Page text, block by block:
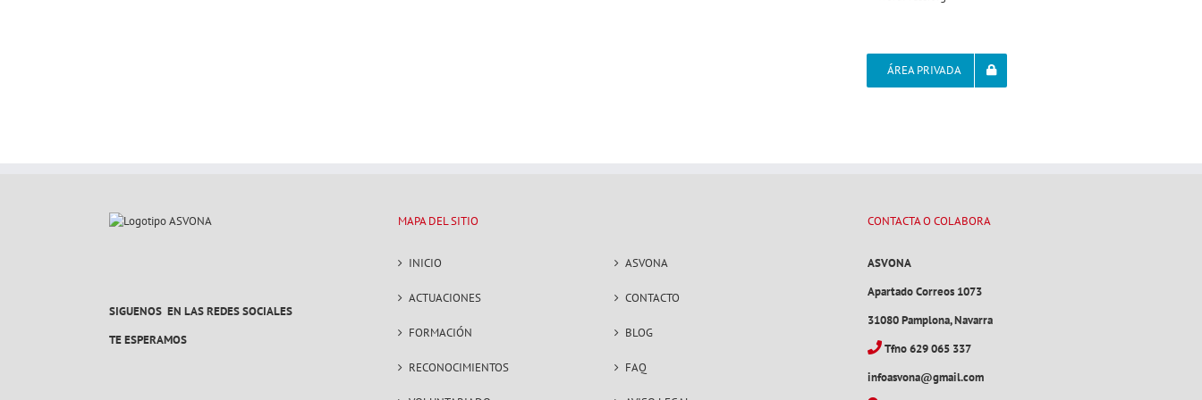
ÁREA PRIVADA
SIGUENOS EN LAS REDES SOCIALES
TE ESPERAMOS
MAPA DEL SITIO
INICIO
ACTUACIONES
FORMACIÓN
RECONOCIMIENTOS
ASVONA
CONTACTO
BLOG
FAQ
CONTACTA O COLABORA
ASVONA
Apartado Correos 1073
31080 Pamplona, Navarra
Tfno 629 065 337
infoasvona@gmail.com